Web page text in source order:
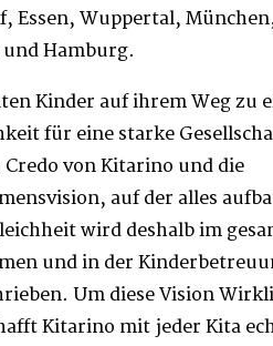
Essen, Wuppertal,
Hamburg.
Kinder auf ihrem Weg zu
für eine starke
Credo von Kitarino und die
auf der alles
wird deshalb im
und in der
Um diese Vision
Kitarino mit jeder Kita